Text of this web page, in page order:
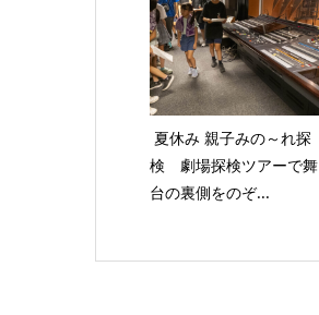
夏休み 親子みの～れ探
検 劇場探検ツアーで舞
台の裏側をのぞ...